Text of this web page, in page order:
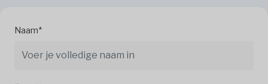
Naam*